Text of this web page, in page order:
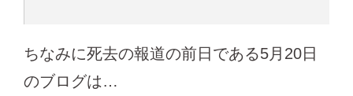
ちなみに死去の報道の前日である5月20日
のブログは…